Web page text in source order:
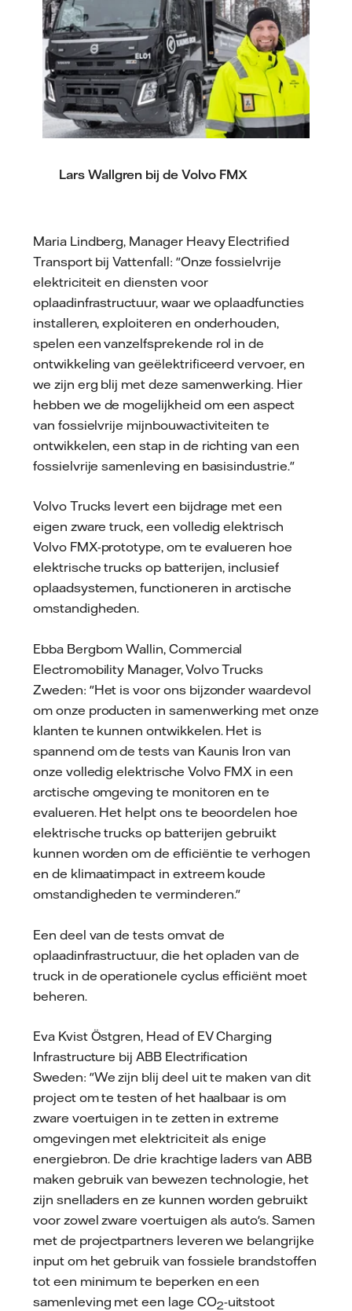
Lars Wallgren bij de Volvo FMX
Maria Lindberg, Manager Heavy Electrified
Transport bij Vattenfall: "Onze fossielvrije
elektriciteit en diensten voor
oplaadinfrastructuur, waar we oplaadfuncties
installeren, exploiteren en onderhouden,
spelen een vanzelfsprekende rol in de
ontwikkeling van geëlektrificeerd vervoer, en
we zijn erg blij met deze samenwerking. Hier
hebben we de mogelijkheid om een aspect
van fossielvrije mijnbouwactiviteiten te
ontwikkelen, een stap in de richting van een
fossielvrije samenleving en basisindustrie."
Volvo Trucks levert een bijdrage met een
eigen zware truck, een volledig elektrisch
Volvo FMX-prototype, om te evalueren hoe
elektrische trucks op batterijen, inclusief
oplaadsystemen, functioneren in arctische
omstandigheden.
Ebba Bergbom Wallin, Commercial
Electromobility Manager, Volvo Trucks
Zweden: "Het is voor ons bijzonder waardevol
om onze producten in samenwerking met onze
klanten te kunnen ontwikkelen. Het is
spannend om de tests van Kaunis Iron van
onze volledig elektrische Volvo FMX in een
arctische omgeving te monitoren en te
evalueren. Het helpt ons te beoordelen hoe
elektrische trucks op batterijen gebruikt
kunnen worden om de efficiëntie te verhogen
en de klimaatimpact in extreem koude
omstandigheden te verminderen."
Een deel van de tests omvat de
oplaadinfrastructuur, die het opladen van de
truck in de operationele cyclus efficiënt moet
beheren.
Eva Kvist Östgren, Head of EV Charging
Infrastructure bij ABB Electrification
Sweden: "We zijn blij deel uit te maken van dit
project om te testen of het haalbaar is om
zware voertuigen in te zetten in extreme
omgevingen met elektriciteit als enige
energiebron. De drie krachtige laders van ABB
maken gebruik van bewezen technologie, het
zijn snelladers en ze kunnen worden gebruikt
voor zowel zware voertuigen als auto's. Samen
met de projectpartners leveren we belangrijke
input om het gebruik van fossiele brandstoffen
tot een minimum te beperken en een
samenleving met een lage CO2-uitstoot